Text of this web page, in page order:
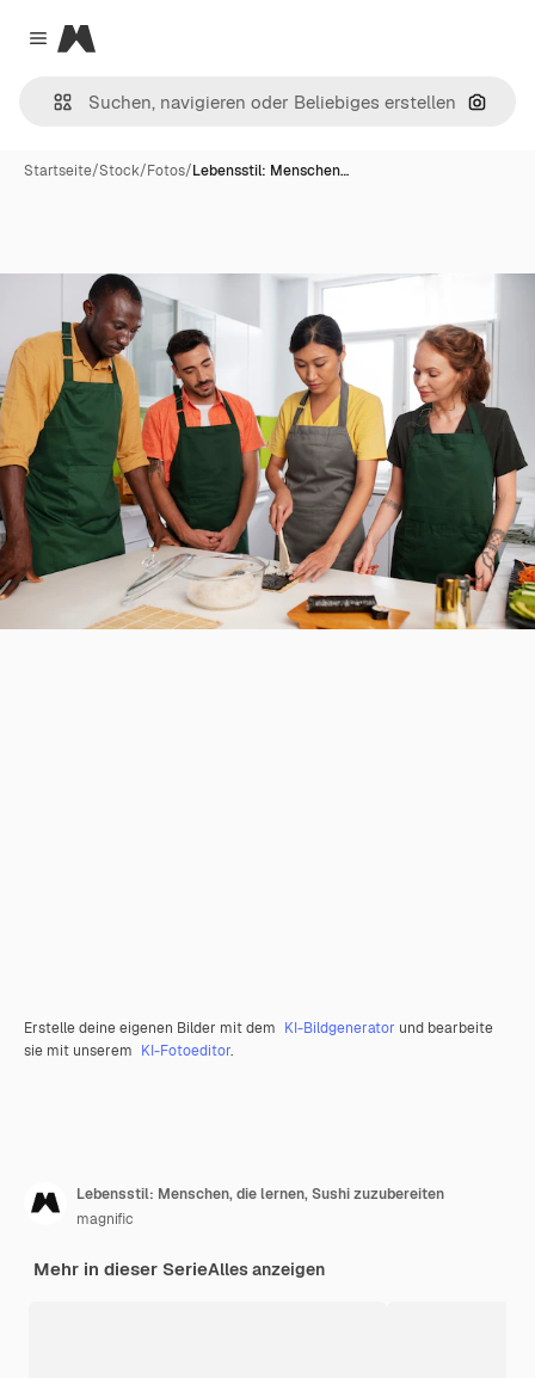
Close menu
Magnific
Nach
Startseite/Stock/Fotos/Lebensstil: Menschen…
Erstelle deine eigenen Bilder mit dem KI-Bildgenerator und bearbeite
sie mit unserem KI-Fotoeditor.
Lebensstil: Menschen, die lernen, Sushi zuzubereiten
magnific
Mehr in dieser SerieAlles anzeigen